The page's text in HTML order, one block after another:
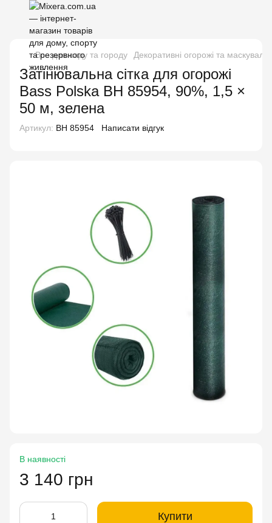
Все для саду та городу Декоративні огорожі та
Затінювальна сітка для огорожі
Bass Polska BH 85954, 90%, 1,5 ×
50 м, зелена
Артикул: BH 85954 Написати відгук
В наявності
3 140 грн
Купити